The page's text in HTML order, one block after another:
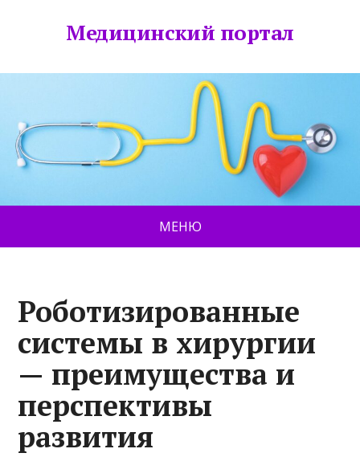
Медицинский портал
МЕНЮ
Роботизированные
системы в хирургии
— преимущества и
перспективы
развития